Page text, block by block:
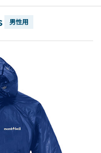
男性用